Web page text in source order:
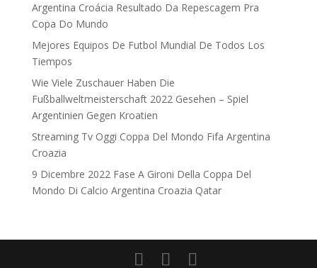
Argentina Croácia Resultado Da Repescagem Pra
Copa Do Mundo
Mejores Equipos De Futbol Mundial De Todos Los
Tiempos
Wie Viele Zuschauer Haben Die
Fußballweltmeisterschaft 2022 Gesehen – Spiel
Argentinien Gegen Kroatien
Streaming Tv Oggi Coppa Del Mondo Fifa Argentina
Croazia
9 Dicembre 2022 Fase A Gironi Della Coppa Del
Mondo Di Calcio Argentina Croazia Qatar